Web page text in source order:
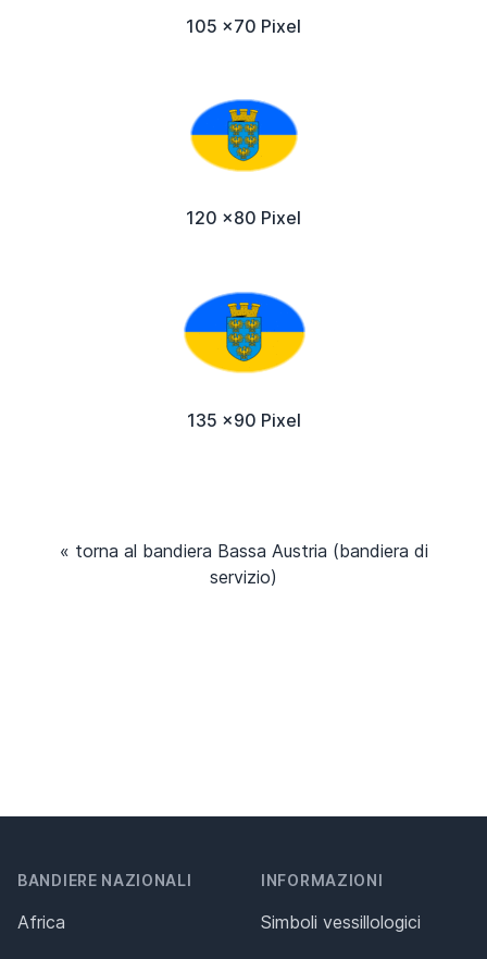
105 x70 Pixel
120 x80 Pixel
135 x90 Pixel
« torna al bandiera Bassa Austria (bandiera di
servizio)
BANDIERE NAZIONALI
Africa
INFORMAZIONI
Simboli vessillologici